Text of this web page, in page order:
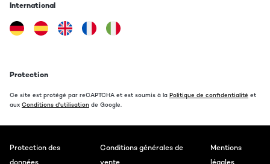
International
Protection
Ce site est protégé par reCAPTCHA et est soumis à la Politique de confidentialité et
aux Conditions d'utilisation de Google.
Protection des
Conditions générales de
Mentions